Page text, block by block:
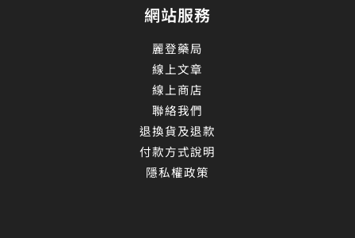
網站服務
麗登藥局
線上文章
線上商店
聯絡我們
退換貨及退款
付款方式說明
隱私權政策